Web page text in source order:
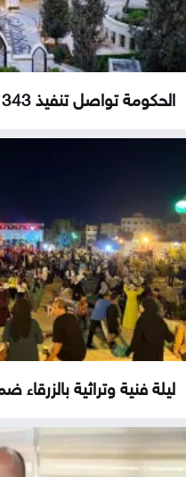
الحكومة تواصل تنفيذ 343 مشروعاً لدعم...
ليلة فنية وتراثية